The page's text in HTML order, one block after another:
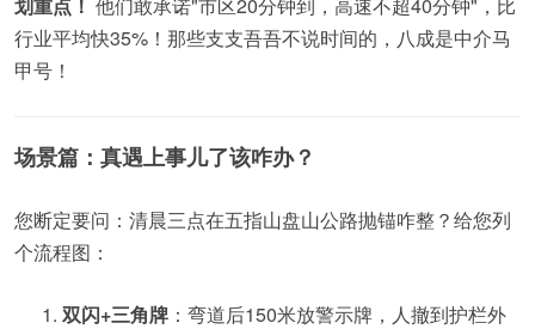
行业平均快35%！那些支支吾吾不说时间的，八成是中介马
甲号！
场景篇：真遇上事儿了该咋办？
您断定要问：清晨三点在五指山盘山公路抛锚咋整？给您列
个流程图：
双闪+三角牌 ：弯道后150米放警示牌，人撤到护栏外